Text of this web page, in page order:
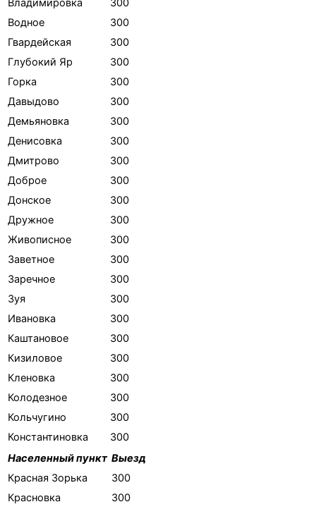
Владимировка
300
Водное
300
Гвардейская
300
Глубокий Яр
300
Горка
300
Давыдово
300
Демьяновка
300
Денисовка
300
Дмитрово
300
Доброе
300
Донское
300
Дружное
300
Живописное
300
Заветное
300
Заречное
300
Зуя
300
Ивановка
300
Каштановое
300
Кизиловое
300
Кленовка
300
Колодезное
300
Кольчугино
300
Константиновка
300
Населенный пункт Выезд
Красная Зорька
300
Красновка
300